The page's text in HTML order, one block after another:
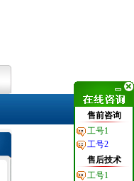
售前咨询
工号1
工号2
售后技术
工号1